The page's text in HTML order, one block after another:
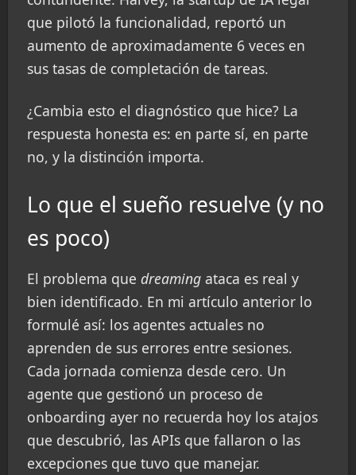
que pilotó la funcionalidad, reportó un
aumento de aproximadamente 6 veces en
sus tasas de completación de tareas.
¿Cambia esto el diagnóstico que hice? La
respuesta honesta es: en parte sí, en parte
no, y la distinción importa.
Lo que el sueño resuelve (y no
es poco)
El problema que dreaming ataca es real y
bien identificado. En mi artículo anterior lo
formulé así: los agentes actuales no
aprenden de sus errores entre sesiones.
Cada jornada comienza desde cero. Un
agente que gestionó un proceso de
onboarding ayer no recuerda hoy los atajos
que descubrió, las APIs que fallaron o las
excepciones que tuvo que manejar.